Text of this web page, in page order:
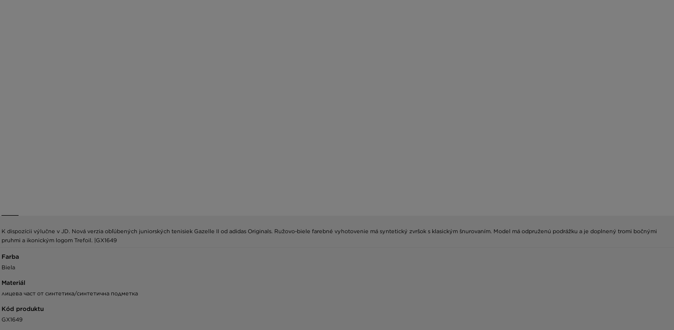
K dispozícii výlučne v JD. Nová verzia obľúbených juniorských tenisiek Gazelle II od adidas Originals. Ružovo-biele farebné vyhotovenie má syntetický zvršok s klasickým šnurovaním. Model má odpruženú podrážku a je doplnený tromi bočnými
pruhmi a ikonickým logom Trefoil. |GX1649
Farba
Biela
Materiál
лицева част от синтетика/синтетична подметка
Kód produktu
GX1649